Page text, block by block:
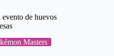
de huevos
Masters